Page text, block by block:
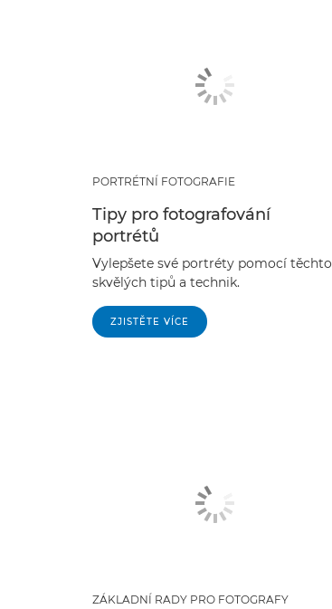
PORTRÉTNÍ FOTOGRAFIE
Tipy pro fotografování
portrétů
Vylepšete své portréty pomocí těchto
skvělých tipů a technik.
ZJISTĚTE VÍCE
ZÁKLADNÍ RADY PRO FOTOGRAFY